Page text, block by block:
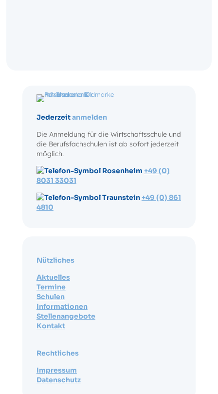
Jederzeitanmelden
Die Anmeldung für die Wirtschaftsschule und
die Berufsfachschulen ist ab sofort jederzeit
möglich.
Rosenheim +49 (0)
8031 33031
Traunstein+49 (0) 861
4810
Nützliches
Aktuelles
Termine
Schulen
Informationen
Stellenangebote
Kontakt
Rechtliches
Impressum
Datenschutz